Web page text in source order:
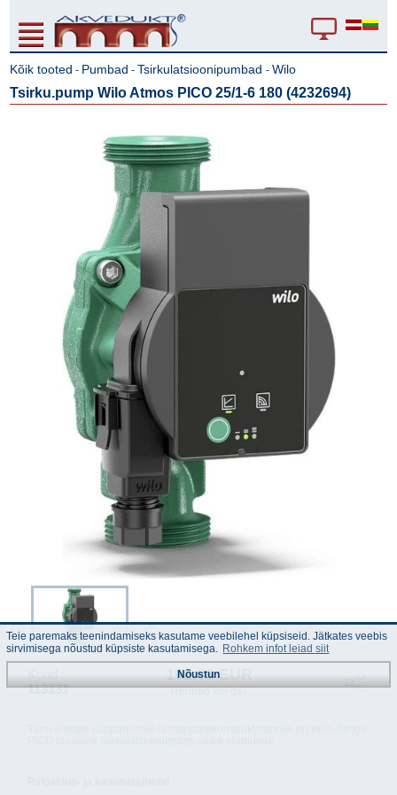
Kõik tooted - Pumbad - Tsirkulatsioonipumbad-Wilo
Tsirku.pump Wilo Atmos PICO 25/1-6 180 (4232694)
Kood :
113131
192.03 EUR
(Hinnad km-ga)
Teie paremaks teenindamiseks kasutame veebilehel küpsiseid. Jätkates veebis
sirvimisega nõustud küpsiste kasutamisega. Rohkem infot leiad siit
Nõustun